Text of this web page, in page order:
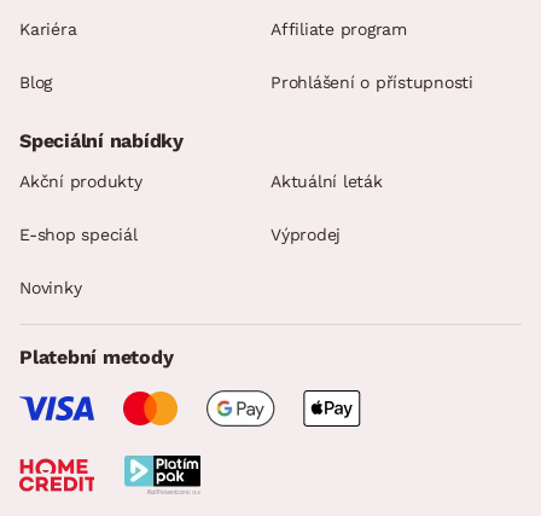
Kariéra
Blog
Affiliate program
Prohlášení o přístupnosti
Speciální nabídky
Akční produkty Aktuální leták
E-shop speciál Výprodej
Novinky
Platební metody